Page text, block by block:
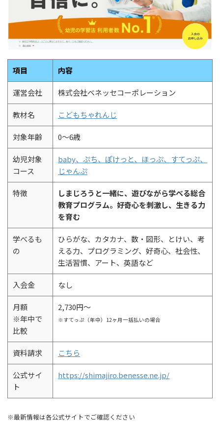
項目 内容
運営会社 株式会社ベネッセコーポレーション
教材名 こどもちゃれんじ
対象年齢 0～6歳
幼児対象
コース
baby、ぷち、ぽけっと、ほっぷ、すてっぷ、
じゃんぷ
特徴
しまじろうと一緒に、遊びながら学べる総合
教育プログラム。好奇心を刺激し、生きる力
を育む
学べるも
の
ひらがな、カタカナ、数・図形、とけい、考
える力、プログラミング、好奇心、社会性、
生活習慣、アート、英語など
入会金 なし
月額
※年中で
比較
2,730円～
※すてっぷ（年中）12ヶ月一括払いの場合
資料請求 こちら
公式サイ
ト
https://shimajiro.benesse.ne.jp/
※最新情報は各公式サイトでご確認ください